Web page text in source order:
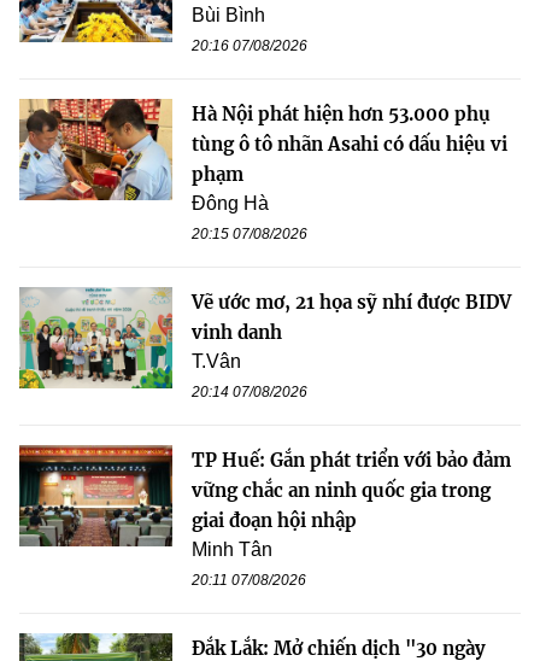
Bùi Bình
20:16 07/08/2026
Hà Nội phát hiện hơn 53.000 phụ
tùng ô tô nhãn Asahi có dấu hiệu vi
phạm
Đông Hà
20:15 07/08/2026
Vẽ ước mơ, 21 họa sỹ nhí được BIDV
vinh danh
T.Vân
20:14 07/08/2026
TP Huế: Gắn phát triển với bảo đảm
vững chắc an ninh quốc gia trong
giai đoạn hội nhập
Minh Tân
20:11 07/08/2026
Đắk Lắk: Mở chiến dịch "30 ngày